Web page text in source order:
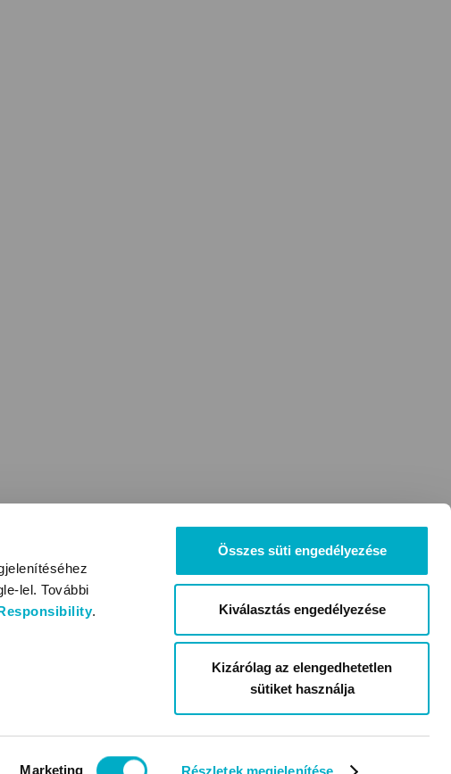
lel. További
.
Marketing Részletek megjelenítése
Összes süti engedélyezése
Kiválasztás engedélyezése
Kizárólag az elengedhetetlen
sütiket használja